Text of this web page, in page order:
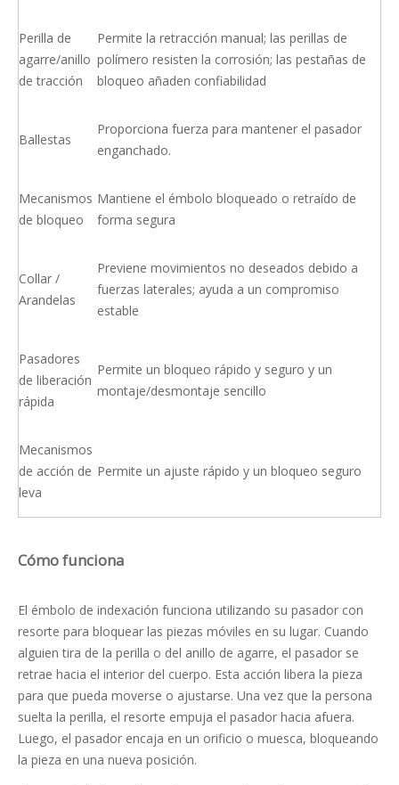
Perilla de
agarre/anillo
de tracción
Permite la retracción manual; las perillas de
polímero resisten la corrosión; las pestañas de
bloqueo añaden confiabilidad
Ballestas
Proporciona fuerza para mantener el pasador
enganchado.
Mecanismos
de bloqueo
Mantiene el émbolo bloqueado o retraído de
forma segura
Collar /
Arandelas
Previene movimientos no deseados debido a
fuerzas laterales; ayuda a un compromiso
estable
Pasadores
de liberación
rápida
Permite un bloqueo rápido y seguro y un
montaje/desmontaje sencillo
Mecanismos
de acción de
leva
Permite un ajuste rápido y un bloqueo seguro
Cómo funciona
El émbolo de indexación funciona utilizando su pasador con
resorte para bloquear las piezas móviles en su lugar. Cuando
alguien tira de la perilla o del anillo de agarre, el pasador se
retrae hacia el interior del cuerpo. Esta acción libera la pieza
para que pueda moverse o ajustarse. Una vez que la persona
suelta la perilla, el resorte empuja el pasador hacia afuera.
Luego, el pasador encaja en un orificio o muesca, bloqueando
la pieza en una nueva posición.